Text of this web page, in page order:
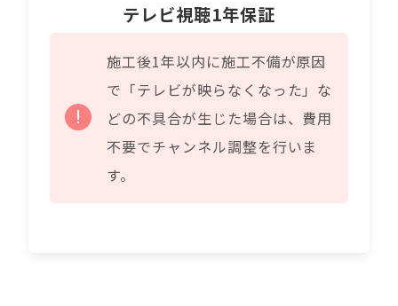
テレビ視聴1年保証
施工後1年以内に施工不備が原因
で「テレビが映らなくなった」な
どの不具合が生じた場合は、費用
不要でチャンネル調整を行いま
す。